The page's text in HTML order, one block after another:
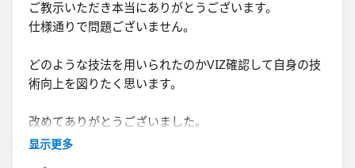
ご教示いただき本当にありがとうございます。
仕様通りで問題ございません。
どのような技法を用いられたのかVIZ確認して自身の技
術向上を図りたく思います。
改めてありがとうございました。
显示更多